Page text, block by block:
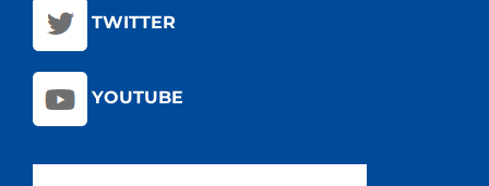
TWITTER
YOUTUBE